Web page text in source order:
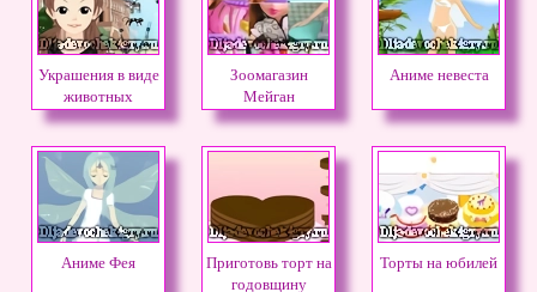
Украшения в виде
животных
Зоомагазин
Мейган
Аниме невеста
Аниме Фея
Приготовь торт на
годовщину
Торты на юбилей